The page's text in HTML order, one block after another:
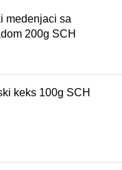
medenjaci sa
200g SCH
keks 100g SCH